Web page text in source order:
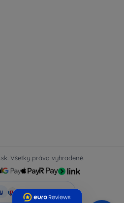
Všetky práva vyhradené.
Top4Mobile.sk